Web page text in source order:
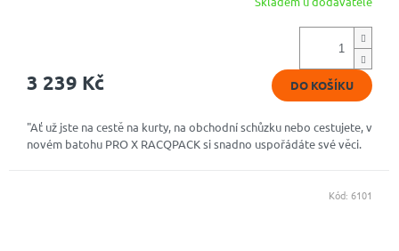
3 239 Kč DO KOŠÍKU
"Ať už jste na cestě na kurty, na obchodní schůzku nebo cestujete, v
novém batohu PRO X RACQPACK si snadno uspořádáte své věci.
Kód: 6101